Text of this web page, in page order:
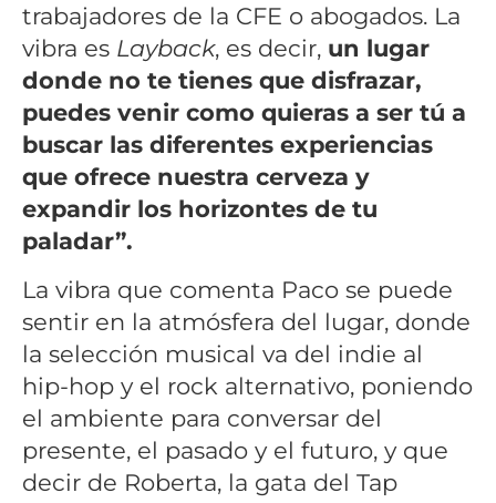
trabajadores de la CFE o abogados. La
vibra es Layback, es decir, un lugar
donde no te tienes que disfrazar,
puedes venir como quieras a ser tú a
buscar las diferentes experiencias
que ofrece nuestra cerveza y
expandir los horizontes de tu
paladar”.
La vibra que comenta Paco se puede
sentir en la atmósfera del lugar, donde
la selección musical va del indie al
hip-hop y el rock alternativo, poniendo
el ambiente para conversar del
presente, el pasado y el futuro, y que
decir de Roberta, la gata del Tap